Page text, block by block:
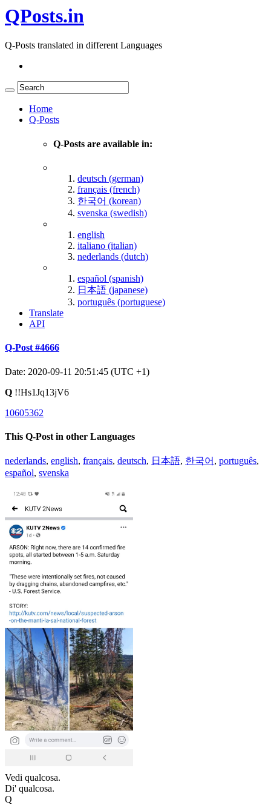
QPosts.in
Q-Posts translated in different Languages
Home
Q-Posts
Q-Posts are available in:
deutsch (german)
français (french)
한국어 (korean)
svenska (swedish)
english
italiano (italian)
nederlands (dutch)
español (spanish)
日本語 (japanese)
português (portuguese)
Translate
API
Q-Post #4666
Date: 2020-09-11 20:51:45 (UTC +1)
Q !!Hs1Jq13jV6
10605362
This Q-Post in other Languages
nederlands, english, français, deutsch, 日本語, 한국어 , português,
español, svenska
Vedi qualcosa.
Di' qualcosa.
Q